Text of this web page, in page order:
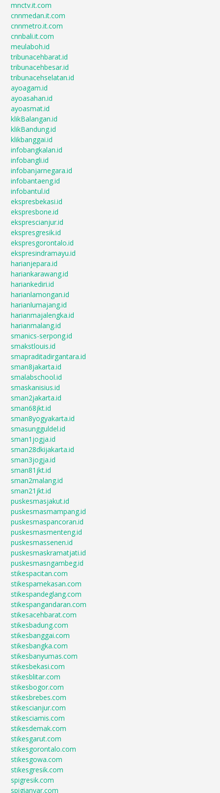
mnctv.it.com
cnnmedan.it.com
cnnmetro.it.com
cnnbali.it.com
meulaboh.id
tribunacehbarat.id
tribunacehbesar.id
tribunacehselatan.id
ayoagam.id
ayoasahan.id
ayoasmat.id
klikBalangan.id
klikBandung.id
klikbanggai.id
infobangkalan.id
infobangli.id
infobanjarnegara.id
infobantaeng.id
infobantul.id
ekspresbekasi.id
ekspresbone.id
eksprescianjur.id
ekspresgresik.id
ekspresgorontalo.id
ekspresindramayu.id
harianjepara.id
hariankarawang.id
hariankediri.id
harianlamongan.id
harianlumajang.id
harianmajalengka.id
harianmalang.id
smanics-serpong.id
smakstlouis.id
smapraditadirgantara.id
sman8jakarta.id
smalabschool.id
smaskanisius.id
sman2jakarta.id
sman68jkt.id
sman8yogyakarta.id
smasungguldel.id
sman1jogja.id
sman28dkijakarta.id
sman3jogja.id
sman81jkt.id
sman2malang.id
sman21jkt.id
puskesmasjakut.id
puskesmasmampang.id
puskesmaspancoran.id
puskesmasmenteng.id
puskesmassenen.id
puskesmaskramatjati.id
puskesmasngambeg.id
stikespacitan.com
stikespamekasan.com
stikespandeglang.com
stikespangandaran.com
stikesacehbarat.com
stikesbadung.com
stikesbanggai.com
stikesbangka.com
stikesbanyumas.com
stikesbekasi.com
stikesblitar.com
stikesbogor.com
stikesbrebes.com
stikescianjur.com
stikesciamis.com
stikesdemak.com
stikesgarut.com
stikesgorontalo.com
stikesgowa.com
stikesgresik.com
spigresik.com
spigianyar.com